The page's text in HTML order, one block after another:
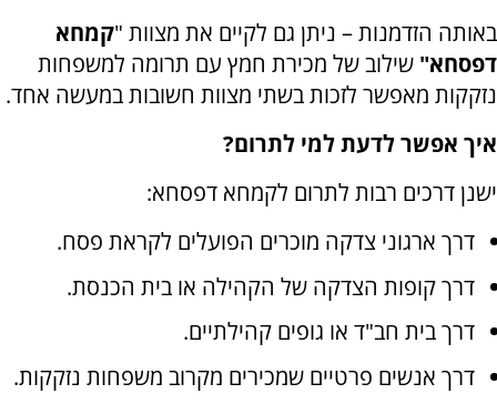
באותה הזדמנות – ניתן גם לקיים את מצוות "קמחא
דפסחא" שילוב של מכירת חמץ עם תרומה למשפחות
נזקקות מאפשר לזכות בשתי מצוות חשובות במעשה אחד.
איך אפשר לדעת למי לתרום?
ישנן דרכים רבות לתרום לקמחא דפסחא:
דרך ארגוני צדקה מוכרים הפועלים לקראת פסח.
דרך קופות הצדקה של הקהילה או בית הכנסת.
דרך בית חב"ד או גופים קהילתיים.
דרך אנשים פרטיים שמכירים מקרוב משפחות נזקקות.